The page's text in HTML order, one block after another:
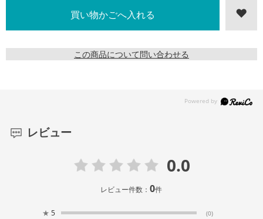
この商品について問い合わせる
レビュー
0.0
レビュー件数：0件
★ 5 (0)